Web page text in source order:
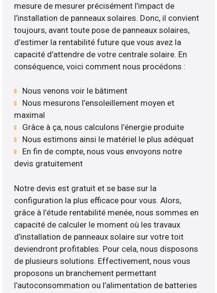
mesure de mesurer précisément l’impact de
l’installation de panneaux solaires. Donc, il convient
toujours, avant toute pose de panneaux solaires,
d’estimer la rentabilité future que vous avez la
capacité d’attendre de votre centrale solaire. En
conséquence, voici comment nous procédons :
Nous venons voir le bâtiment
Nous mesurons l’ensoleillement moyen et
maximal
Grâce à ça, nous calculons l’énergie produite
Nous estimons ainsi le matériel le plus adéquat
En fin de compte, nous vous envoyons notre
devis gratuitement
Notre devis est gratuit et se base sur la
configuration la plus efficace pour vous. Alors,
grâce à l’étude rentabilité menée, nous sommes en
capacité de calculer le moment où les travaux
d’installation de panneaux solaire sur votre toit
deviendront profitables. Pour cela, nous disposons
de plusieurs solutions. Effectivement, nous vous
proposons un branchement permettant
l’autoconsommation ou l’alimentation de batteries